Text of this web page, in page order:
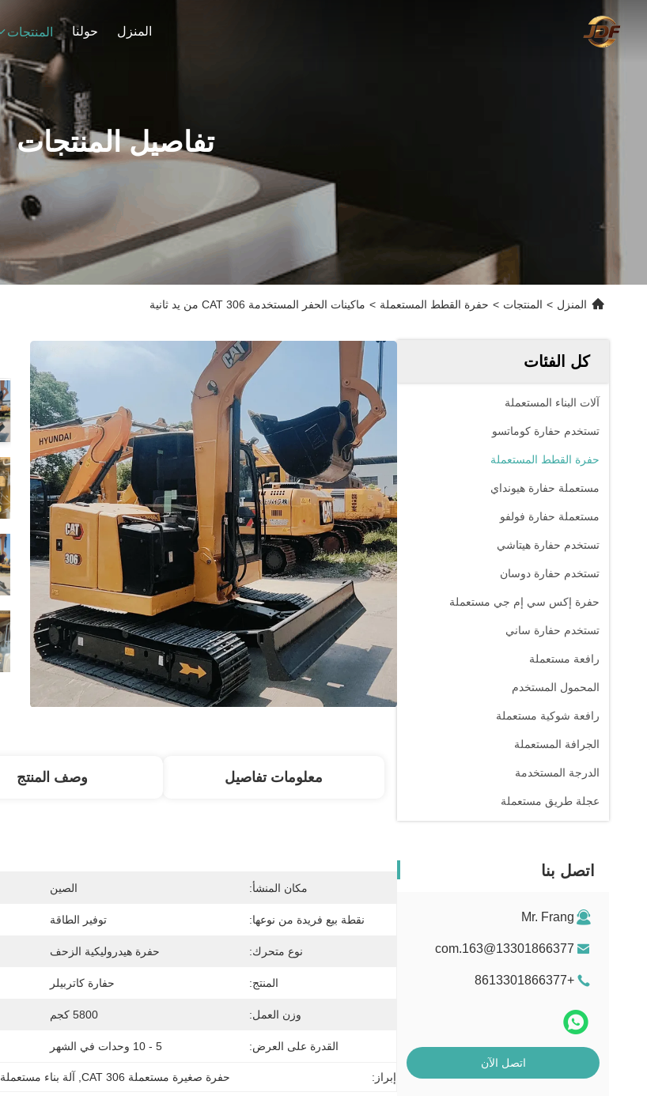
المنزل حولنا المنتجات
تفاصيل المنتجات
المنزل > المنتجات > حفرة القطط المستعملة > ماكينات الحفر المستخدمة CAT 306 من يد ثانية
كل الفئات
آلات البناء المستعملة
تستخدم حفارة كوماتسو
حفرة القطط المستعملة
مستعملة حفارة هيونداي
مستعملة حفارة فولفو
تستخدم حفارة هيتاشي
تستخدم حفارة دوسان
حفرة إكس سي إم جي مستعملة
تستخدم حفارة ساني
رافعة مستعملة
المحمول المستخدم
رافعة شوكية مستعملة
الجرافة المستعملة
الدرجة المستخدمة
عجلة طريق مستعملة
اتصل بنا
Mr. Frang
13301866377@163.com
+8613301866377
اتصل الآن
معلومات تفاصيل وصف المنتج
مكان المنشأ: الصين
نقطة بيع فريدة من نوعها: توفير الطاقة
نوع متحرك: حفرة هيدروليكية الزحف
المنتج: حفارة كاتربيلر
وزن العمل: 5800 كجم
القدرة على العرض: 5 - 10 وحدات في الشهر
إبراز: حفرة صغيرة مستعملة CAT 306 آلة بناء مستعملة CAT 306